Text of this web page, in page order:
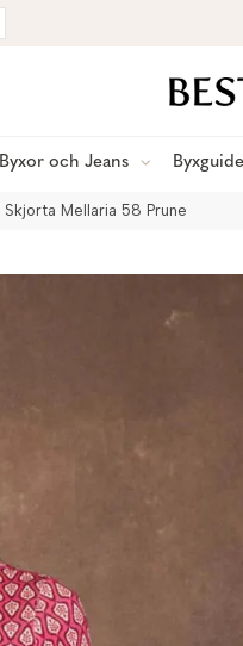
Byxor och Jeans
Skjorta Mellaria 58 Prune